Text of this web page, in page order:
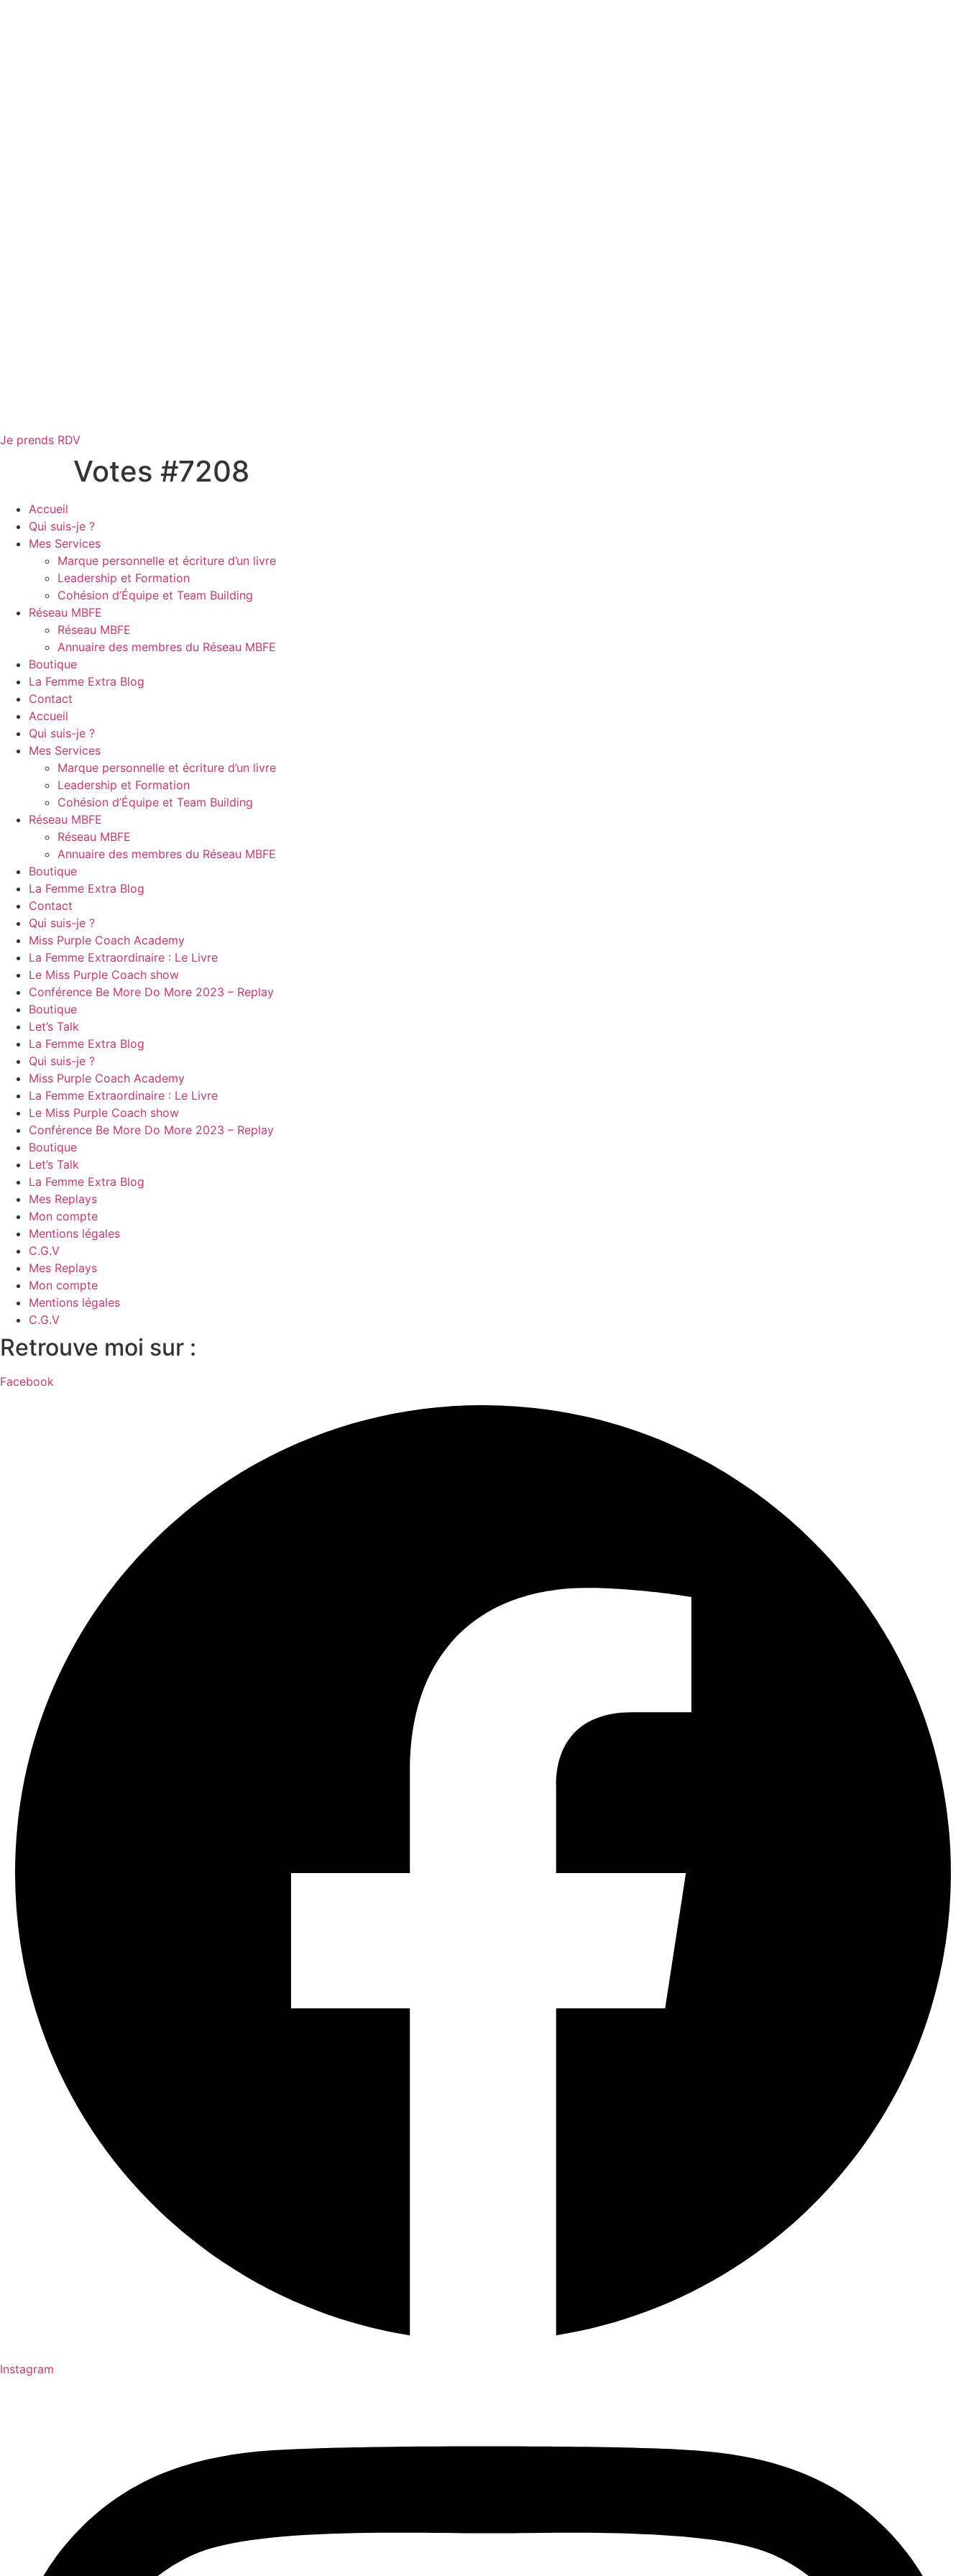
Je prends RDV
Votes #7208
Accueil
Qui suis-je ?
Mes Services
Marque personnelle et écriture d’un livre
Leadership et Formation
Cohésion d’Équipe et Team Building
Réseau MBFE
Réseau MBFE
Annuaire des membres du Réseau MBFE
Boutique
La Femme Extra Blog
Contact
Accueil
Qui suis-je ?
Mes Services
Marque personnelle et écriture d’un livre
Leadership et Formation
Cohésion d’Équipe et Team Building
Réseau MBFE
Réseau MBFE
Annuaire des membres du Réseau MBFE
Boutique
La Femme Extra Blog
Contact
Qui suis-je ?
Miss Purple Coach Academy
La Femme Extraordinaire : Le Livre
Le Miss Purple Coach show
Conférence Be More Do More 2023 – Replay
Boutique
Let’s Talk
La Femme Extra Blog
Qui suis-je ?
Miss Purple Coach Academy
La Femme Extraordinaire : Le Livre
Le Miss Purple Coach show
Conférence Be More Do More 2023 – Replay
Boutique
Let’s Talk
La Femme Extra Blog
Mes Replays
Mon compte
Mentions légales
C.G.V
Mes Replays
Mon compte
Mentions légales
C.G.V
Retrouve moi sur :
Facebook
Instagram